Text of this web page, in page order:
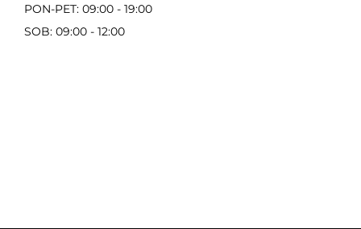
PON-PET: 09:00 - 19:00
SOB: 09:00 - 12:00